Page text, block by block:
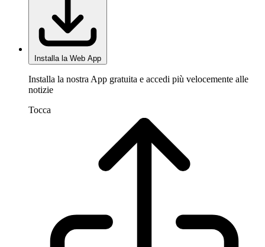
Installa la Web App
Installa la nostra App gratuita e accedi più velocemente alle
notizie
Tocca